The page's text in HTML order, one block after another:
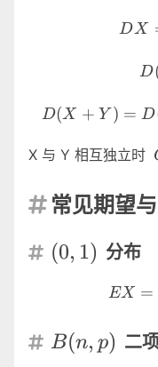
DX
D
D(X + Y ) = D
X 与 Y 相互独立时
 常见期望
 (0,1)
(0, 1) 分布
EX =
 B(n,p)
B(n, p) 二